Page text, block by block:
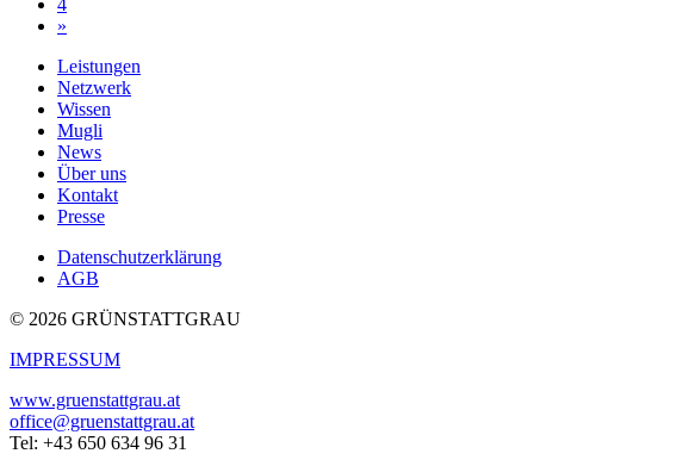
»
Leistungen
Netzwerk
Wissen
Mugli
News
Über uns
Kontakt
Presse
Datenschutzerklärung
AGB
© 2026 GRÜNSTATTGRAU
IMPRESSUM
www.gruenstattgrau.at
office@gruenstattgrau.at
Tel: +43 650 634 96 31